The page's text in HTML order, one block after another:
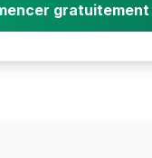
gratuitement